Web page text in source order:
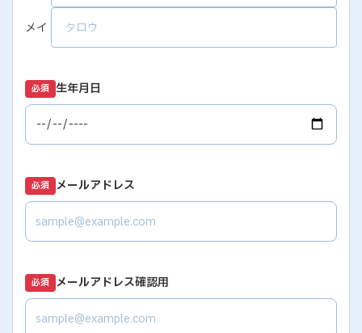
メイ
必須 生年月日
必須 メールアドレス
必須 メールアドレス確認用